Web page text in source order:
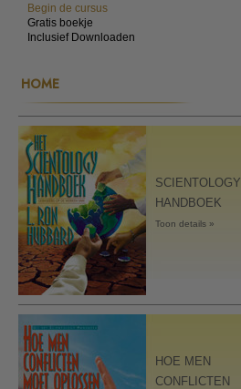
Begin de cursus
Gratis boekje
Inclusief Downloaden
HOME
SCIENTOLOGY
HANDBOEK
Toon details »
HOE MEN
CONFLICTEN